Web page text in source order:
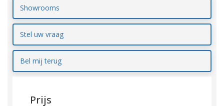
Showrooms
Stel uw vraag
Bel mij terug
Prijs